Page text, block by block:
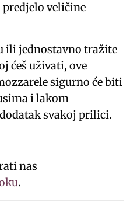
veličine
ili jednostavno tražite
ćeš uživati, ove
sigurno će biti
i lakom
svakoj prilici.
nas
.